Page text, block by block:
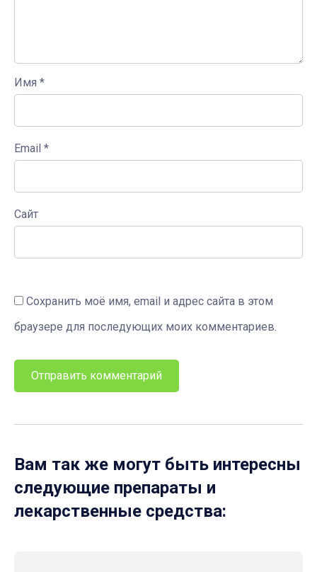
Имя *
Email *
Сайт
Сохранить моё имя, email и адрес сайта в этом
браузере для последующих моих комментариев.
Вам так же могут быть интересны
следующие препараты и
лекарственные средства: